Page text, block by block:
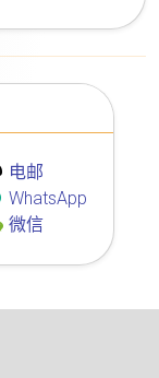
电邮
WhatsApp
微信